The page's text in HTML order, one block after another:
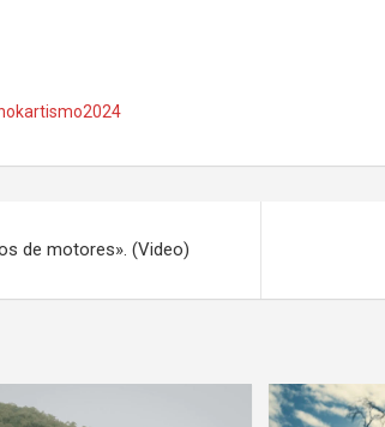
de motores». (Video)